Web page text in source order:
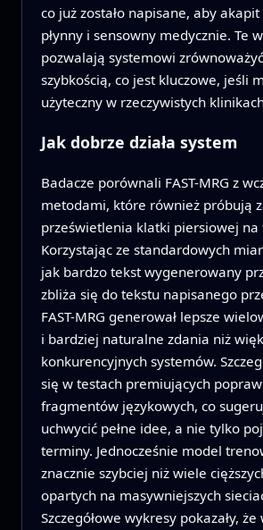
co już zostało napisane, aby akapit
płynny i sensowny medycznie. Te
pozwalają systemowi
szybkością, co jest kluczowe, jeśli
użyteczny w rzeczywistych
Jak dobrze działa system
Badacze porównali FAST-MRG z
metodami, które również próbują
prześwietlenia klatki piersiowej na
Korzystając ze standardowych
jak bardzo tekst wygenerowany
zbliża się do tekstu napisanego
FAST-MRG generował lepsze
i bardziej naturalne zdania niż
konkurencyjnych systemów.
się w testach premiujących
fragmentów językowych, co
uchwycić pełne idee, a nie tylko
terminy. Jednocześnie model
znacznie szybciej niż wiele
opartych na masywniejszych
Szczegółowe wykresy pokazały,